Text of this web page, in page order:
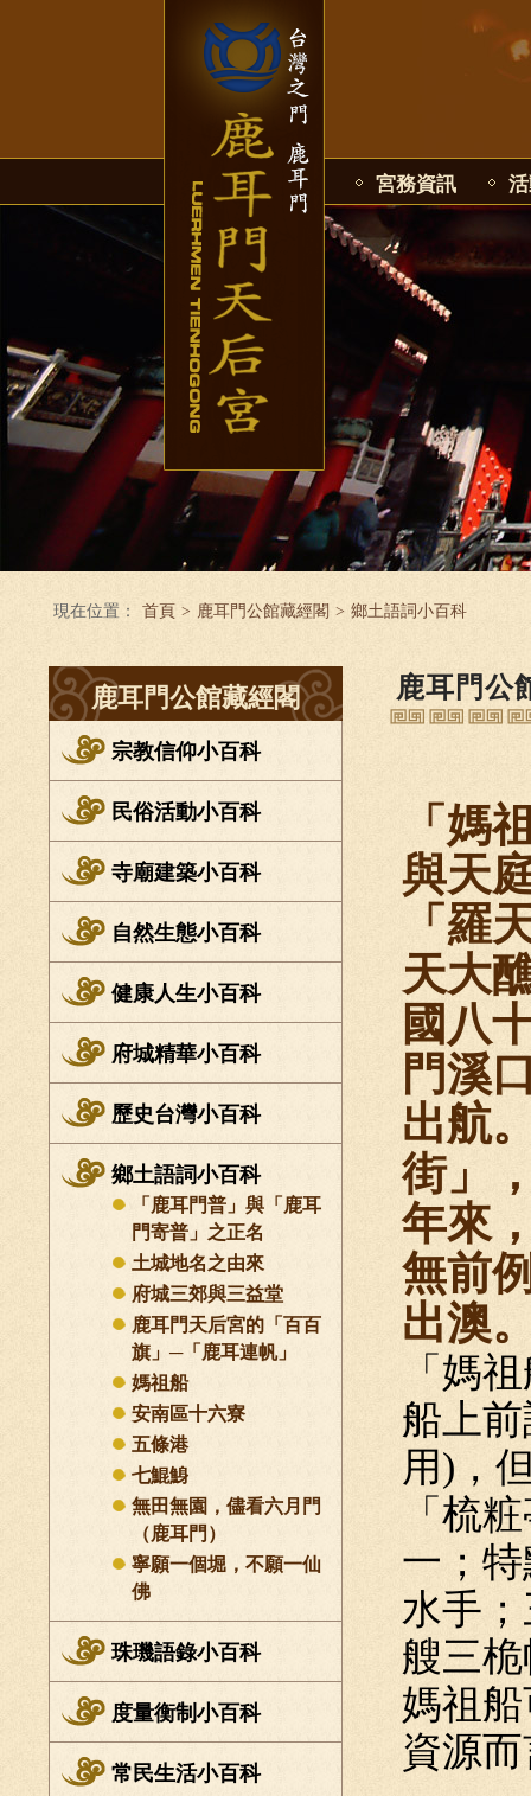
宮務資訊
現在位置： 首頁 > 鹿耳門公館藏經閣 > 鄉土語詞小百科
鹿耳門公館藏經閣
宗教信仰小百科
民俗活動小百科
寺廟建築小百科
自然生態小百科
健康人生小百科
府城精華小百科
歷史台灣小百科
鄉土語詞小百科
「鹿耳門普」與「鹿耳
門寄普」之正名
土城地名之由來
府城三郊與三益堂
鹿耳門天后宮的「百百
旗」─「鹿耳連帆」
媽祖船
安南區十六寮
五條港
七鯤鯓
無田無園，儘看六月門
（鹿耳門）
寧願一個堀，不願一仙
佛
珠璣語錄小百科
度量衡制小百科
常民生活小百科
鹿耳門公
「媽
與天
「羅
天大
國八
門溪
出航
街」
年來
無前
出澳
「媽
船上
用)，
「梳
一；
水手
艘三
媽祖
資源